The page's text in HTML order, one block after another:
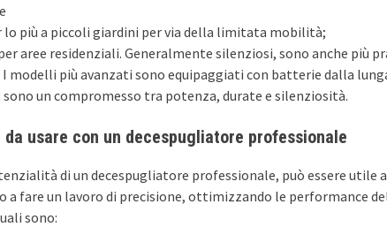
lo più a piccoli giardini per via della limitata mobilità;
aree residenziali. Generalmente silenziosi, sono anche più
modelli più avanzati sono equipaggiati con batterie dalla
sono un compromesso tra potenza, durate e silenziosità.
usare con un decespugliatore professionale
di un decespugliatore professionale, può essere utile
a fare un lavoro di precisione, ottimizzando le performance
sono: